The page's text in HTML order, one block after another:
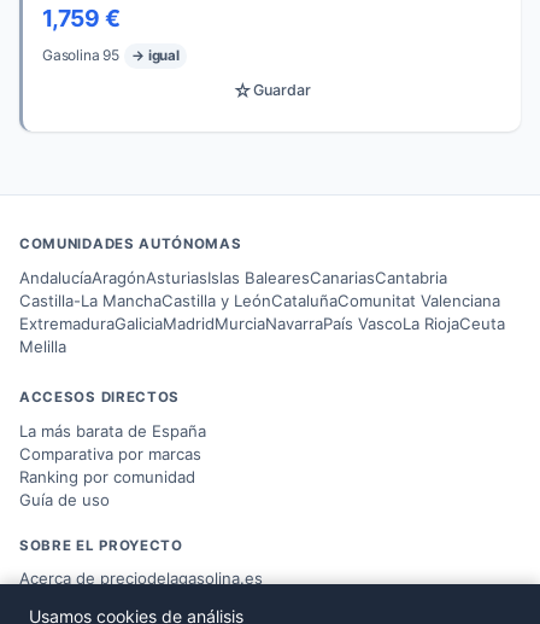
1,759 €
Gasolina 95 → igual
☆Guardar
COMUNIDADES AUTÓNOMAS
AndalucíaAragónAsturiasIslas BalearesCanariasCantabria
Castilla-La ManchaCastilla y LeónCataluñaComunitat Valenciana
ExtremaduraGaliciaMadridMurciaNavarraPaís VascoLa RiojaCeuta
Melilla
ACCESOS DIRECTOS
La más barata de España
Comparativa por marcas
Ranking por comunidad
Guía de uso
SOBRE EL PROYECTO
Acerca de preciodelagasolina.es
Usamos cookies de análisis